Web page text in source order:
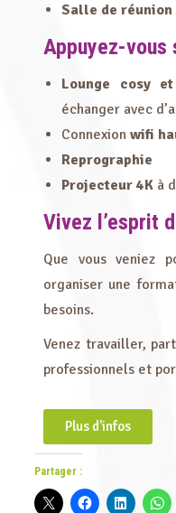
Salle de réunion
Appuyez-
Lounge cosy
échanger avec
Connexion wifi
Reprographie
Projecteur 4K à
Vivez l’esprit
Que vous veniez
organiser une
besoins.
Venez travailler,
professionnels et
Plus d'infos
Partager :